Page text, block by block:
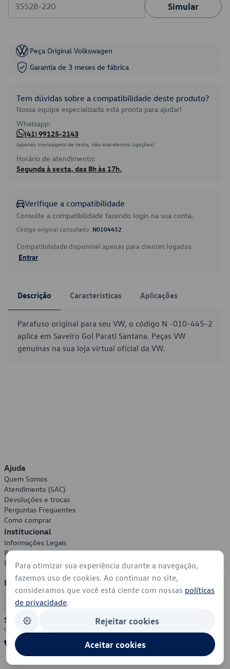
Simular
Peça Original Volkswagen
Garantia de 3 meses de fábrica
Tem dúvidas sobre a compatibilidade deste produto?
Nossa equipe especializada está pronta para ajudar!
Whatsapp:
(41) 99125-2143
(apenas mensagens de texto, não atendemos ligações)
Horário de atendimento:
Segunda à sexta, das 8h às 17h.
Verifique a compatibilidade
Consulte a compatibilidade fazendo login na sua conta.
Código original consultado: N0104452
Compatibilidade disponível apenas para clientes logados.
Entrar
Descrição Características Aplicações
Parafuso original para seu VW, o código N -010-445-2
aplica em Saveiro Gol Parati Santana. Peças VW
genuínas na sua loja virtual oficial da VW.
Ajuda
Quem Somos
Atendimento (SAC)
Devoluções e trocas
Perguntas Frequentes
Como comprar
Institucional
Informações Legais
Política de Privacidade
Política de Cookies
Formas de Pagamento
Segurança
Para otimizar sua experiência durante a navegação,
fazemos uso de cookies. Ao continuar no site,
consideramos que você está ciente com nossas políticas
de privacidade.
Rejeitar cookies
Aceitar cookies